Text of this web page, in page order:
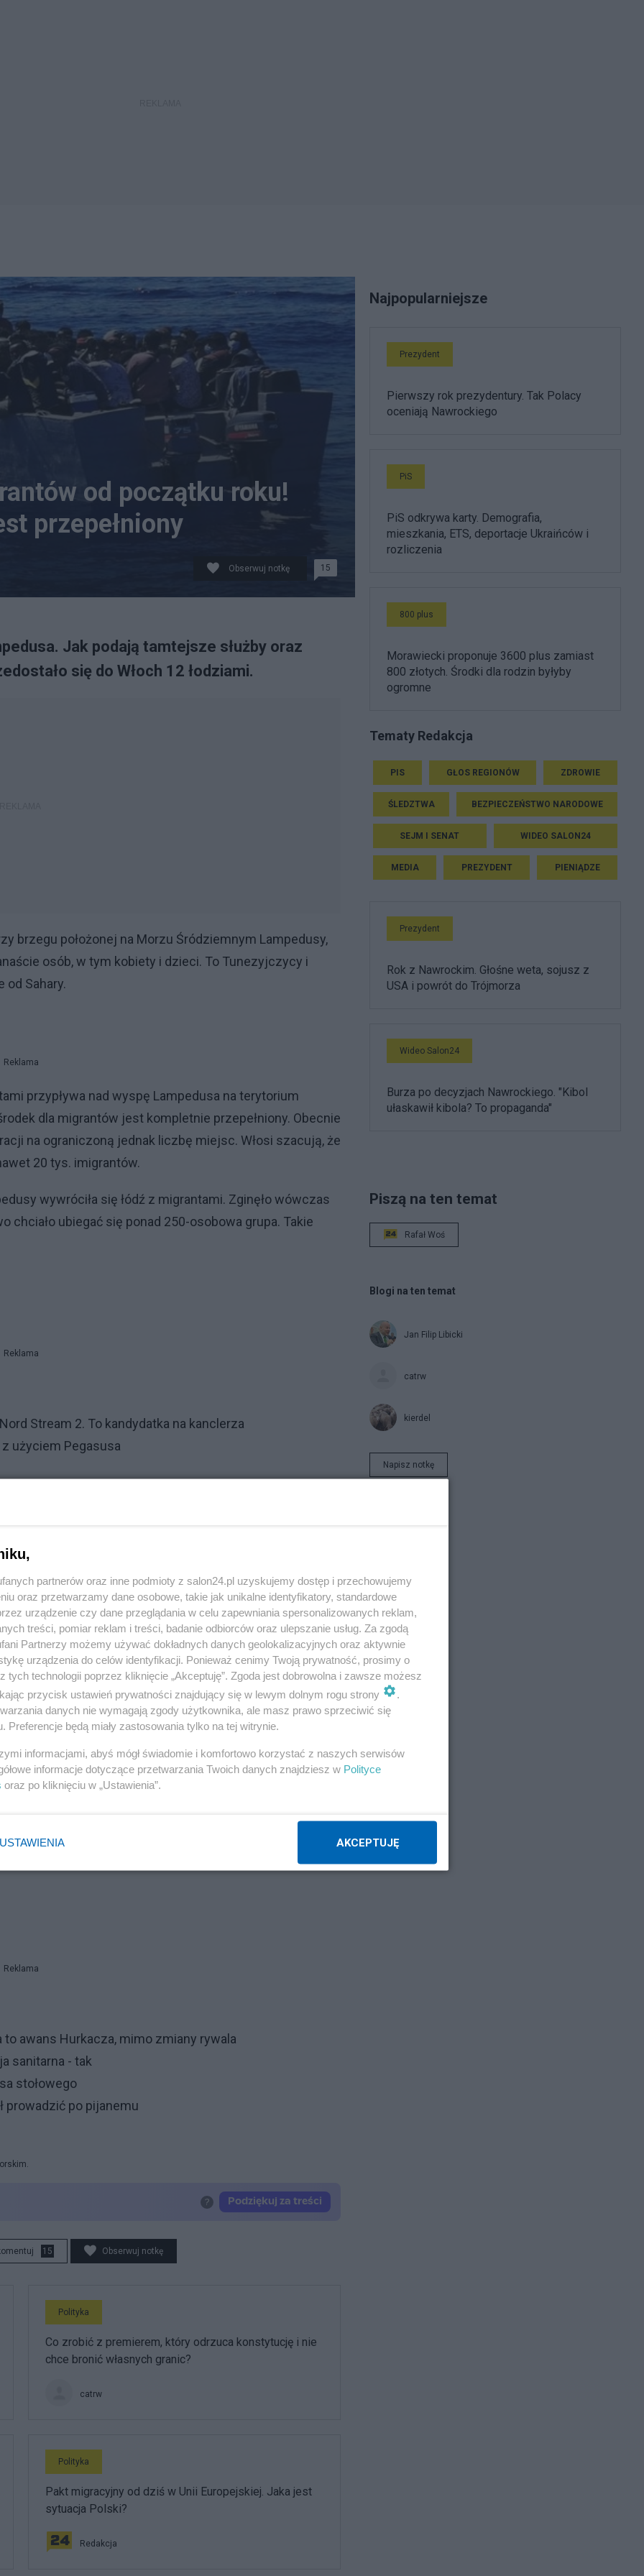
od początku roku!
przepełniony
Obserwuj notkę 15
Jak podają tamtejsze służby oraz
się do Włoch 12 łodziami.
brzegu położonej na Morzu Śródziemnym Lampedusy,
osób, w tym kobiety i dzieci. To Tunezyjczycy i
od Sahary.
Reklama
przypływa nad wyspę Lampedusa na terytorium
dla migrantów jest kompletnie przepełniony. Obecnie
na ograniczoną jednak liczbę miejsc. Włosi szacują, że
20 tys. imigrantów.
wywróciła się łódź z migrantami. Zginęło wówczas
chciało ubiegać się ponad 250-osobowa grupa. Takie
Reklama
Stream 2. To kandydatka na kanclerza
użyciem Pegasusa
imigrantów
będzie miał proces za przetrzymywanie
jako szef MSW Włoch, nie pozwalał imigrantom zejść
Rozprawa 15 września.
nie zgodził się wtedy, aby hiszpański statek zawinął do
zeszło na ląd. Przez trzy tygodnie jednostka
wpłynięcie. Na pokładzie z powodu upału panowały
włoskie porty były zamknięte dla statków
Reklama
na początku lipca tego roku wspólną deklarację „dla
Jarosław Kaczyński.
Reklama
awans Hurkacza, mimo zmiany rywala
sanitarna - tak
stołowego
prowadzić po pijanemu
15 Obserwuj notkę
Polityka
Co zrobić z premierem, który odrzuca konstytucję i nie
chce bronić własnych granic?
catrw
Polityka
Pakt migracyjny od dziś w Unii Europejskiej. Jaka jest
sytuacja Polski?
Redakcja
Najpopularniejsze
Prezydent
Pierwszy rok prezydentury. Tak Polacy
oceniają Nawrockiego
PiS
PiS odkrywa karty. Demografia,
mieszkania, ETS, deportacje Ukraińców i
rozliczenia
800 plus
Morawiecki proponuje 3600 plus zamiast
800 złotych. Środki dla rodzin byłyby
ogromne
Tematy Redakcja
PIS GŁOS REGIONÓW ZDROWIE
ŚLEDZTWA BEZPIECZEŃSTWO NARODOWE
SEJM I SENAT WIDEO SALON24
MEDIA PREZYDENT PIENIĄDZE
Prezydent
Rok z Nawrockim. Głośne weta, sojusz z
USA i powrót do Trójmorza
Wideo Salon24
Burza po decyzjach Nawrockiego. "Kibol
ułaskawił kibola? To propaganda"
Piszą na ten temat
Rafał Woś
Blogi na ten temat
Jan Filip Libicki
catrw
kierdel
Napisz notkę
partnerów oraz inne podmioty z salon24.pl uzyskujemy dostęp i przechowujemy
oraz przetwarzamy dane osobowe, takie jak unikalne identyfikatory, standardowe
urządzenie czy dane przeglądania w celu zapewniania spersonalizowanych reklam,
treści, pomiar reklam i treści, badanie odbiorców oraz ulepszanie usług. Za zgodą
Partnerzy możemy używać dokładnych danych geolokalizacyjnych oraz aktywnie
urządzenia do celów identyfikacji. Ponieważ cenimy Twoją prywatność, prosimy o
tych technologii poprzez kliknięcie „Akceptuję”. Zgoda jest dobrowolna i zawsze możesz
przycisk ustawień prywatności znajdujący się w lewym dolnym rogu strony
.
danych nie wymagają zgody użytkownika, ale masz prawo sprzeciwić się
Preferencje będą miały zastosowania tylko na tej witrynie.
informacjami, abyś mógł świadomie i komfortowo korzystać z naszych serwisów
informacje dotyczące przetwarzania Twoich danych znajdziesz w Polityce
oraz po kliknięciu w „Ustawienia”.
USTAWIENIA AKCEPTUJĘ